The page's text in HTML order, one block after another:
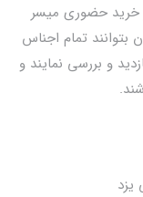
خرید حضوری میسر
تمام اجناس
و بررسی نمایند و
یزد